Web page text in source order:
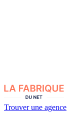
Trouver une agence